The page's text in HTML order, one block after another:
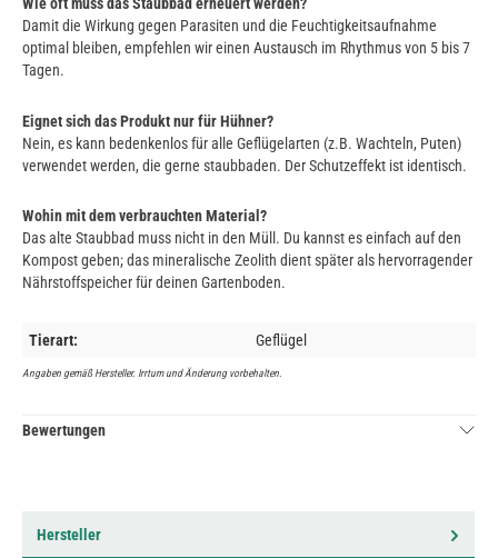
Damit die Wirkung gegen Parasiten und die Feuchtigkeitsaufnahme
optimal bleiben, empfehlen wir einen Austausch im Rhythmus von 5 bis 7
Tagen.
Eignet sich das Produkt nur für Hühner?
Nein, es kann bedenkenlos für alle Geflügelarten (z.B. Wachteln, Puten)
verwendet werden, die gerne staubbaden. Der Schutzeffekt ist identisch.
Wohin mit dem verbrauchten Material?
Das alte Staubbad muss nicht in den Müll. Du kannst es einfach auf den
Kompost geben; das mineralische Zeolith dient später als hervorragender
Nährstoffspeicher für deinen Gartenboden.
Tierart: Geflügel
Angaben gemäß Hersteller. Irrtum und Änderung vorbehalten.
Bewertungen
Hersteller